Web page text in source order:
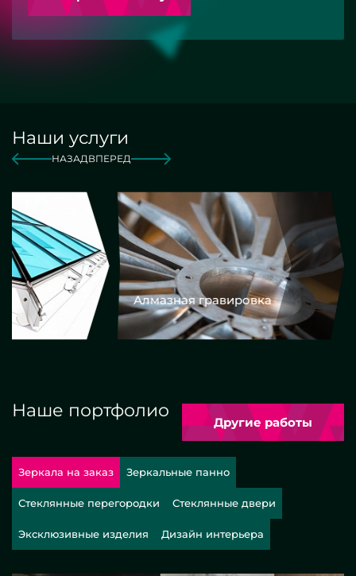
Наши услуги
НАЗАДВПЕРЕД
Алмазная гравировка
Наше портфолио
Другие работы
Зеркала на заказ Зеркальные панно
Стеклянные перегородки Стеклянные двери
Эксклюзивные изделия Дизайн интерьера